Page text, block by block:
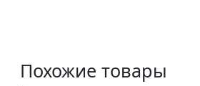
Похожие товары